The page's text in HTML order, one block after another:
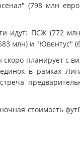
(798 млн
идут: ПСЖ (772
млн) и "Ювентус"
планирует с
в рамках
стоимость